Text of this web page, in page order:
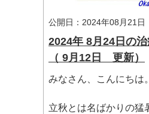
公開日：2024年08月21日
2024年 8月24日の
（ 9月12日 更新）
みなさん、こんにちは。
立秋とは名ばかりの猛
マイメディア検索